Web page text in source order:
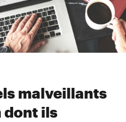
malveillants
dont ils